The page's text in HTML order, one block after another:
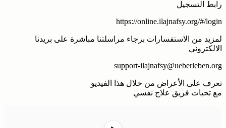
رابط التسجيل
https://online.ilajnafsy.org/#/login
لمزيد من الاستفسارات برجاء مراسلتنا مباشرة على بريدنا
الالكتروني
support-ilajnafsy@ueberleben.org
تعرف على الأعراض من خلال هذا الفيديو
مع تحيات فريق علاج نفسي